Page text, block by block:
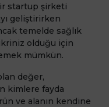
startup şirketi
geliştirirken
temelde sağlık
olduğu için
mümkün.
değer,
kimlere fayda
ve alanın kendine